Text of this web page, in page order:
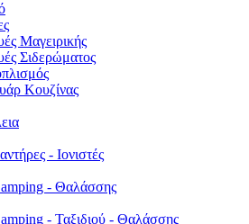
Μαγειρικής
Σιδερώματος
Κουζίνας
- Ιονιστές
- Θαλάσσης
- Ταξιδιού - Θαλάσσης